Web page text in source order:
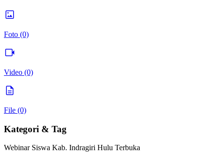
Foto (0)
Video (0)
File (0)
Kategori & Tag
Webinar Siswa Kab. Indragiri Hulu Terbuka